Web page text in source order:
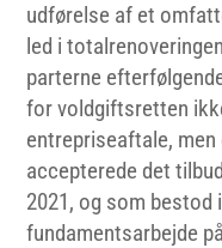
udførelse af et
led i
parterne
for voldgiftsretten
entrepriseaftale,
accepterede det
2021, og som bestod
fundamentsarbejde